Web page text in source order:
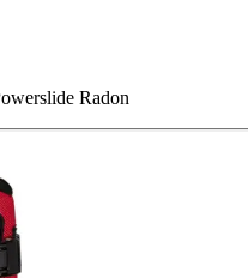
Radon